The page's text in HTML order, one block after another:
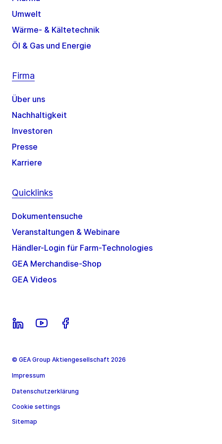
Umwelt
Wärme- & Kältetechnik
Öl & Gas und Energie
Firma
Über uns
Nachhaltigkeit
Investoren
Presse
Karriere
Quicklinks
Dokumentensuche
Veranstaltungen & Webinare
Händler-Login für Farm-Technologies
GEA Merchandise-Shop
GEA Videos
© GEA Group Aktiengesellschaft 2026
Impressum
Datenschutzerklärung
Cookie settings
Sitemap